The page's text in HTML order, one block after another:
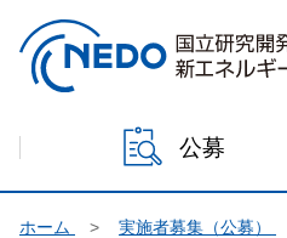
本文へジャンプ
公募
ホーム 実施者募集（公募）